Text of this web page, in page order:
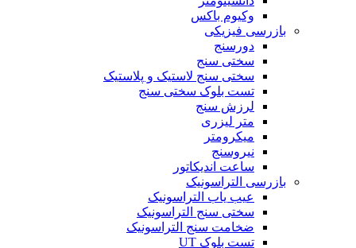
وکیوم باکس
بازرسی فیزیکی
دورسنج
سختی سنج
سختی سنج لاستیک و پلاستیک
تست بلوک سختی سنج
لرزش سنج
متر لیزری
میکرومتر
نیروسنج
ساعت اندیکاتور
بازرسی التراسونیک
عیب یاب التراسونیک
سختی سنج التراسونیک
ضخامت سنج التراسونیک
تست بلوک UT